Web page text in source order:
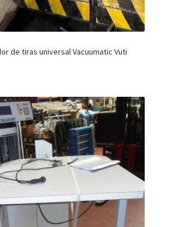
de tiras universal Vacuumatic Vuti